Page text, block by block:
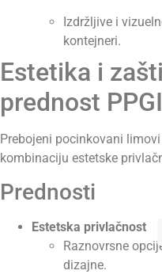
Izdržljive i
kontejneri.
Estetika i
prednost PPGI
Prebojeni pocinkovani
kombinaciju estetske
Prednosti
Estetska privlačnost
Raznovrsne
dizajne.